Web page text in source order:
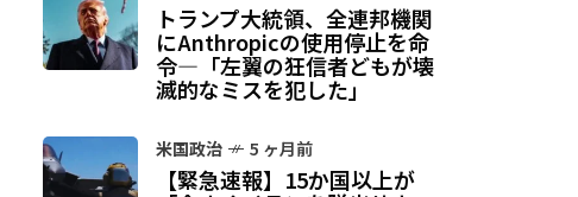
トランプ大統領、全連邦機関
にAnthropicの使用停止を命
令—「左翼の狂信者どもが壊
滅的なミスを犯した」
米国政治 5 ヶ月前
【緊急速報】15か国以上が